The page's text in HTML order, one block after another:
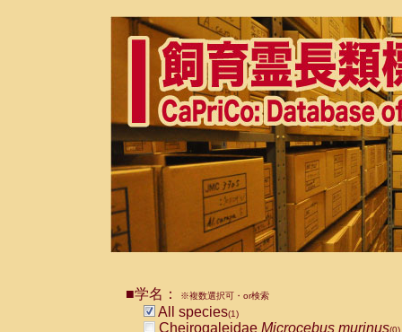
■学名： ※複数選択可・or検索
All species(1)
Cheirogaleidae Microcebus murinus(0)